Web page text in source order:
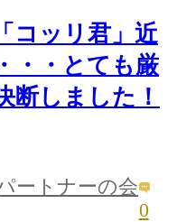
コッリ君」近
・・とても厳
断しました！
ートナーの会
0